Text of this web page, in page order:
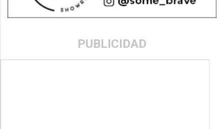
PUBLICIDAD